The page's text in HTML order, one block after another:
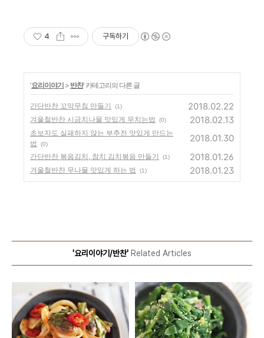
4 구독하기
'요리이야기 > 반찬' 카테고리의 다른 글
간단반찬 꼬막무침 만들기 (1) 2018.02.22
겨울철반찬 시금치나물 맛있게 무치는법 (0) 2018.02.13
초보자도 실패하지 않는 부추전 맛있게 만드는
법
(0)
2018.01.30
간단반찬 볶음김치, 참치 김치볶음 만들기 (1) 2018.01.26
겨울철반찬 무나물 맛있게 하는 법 (1) 2018.01.23
'요리이야기/반찬' Related Articles